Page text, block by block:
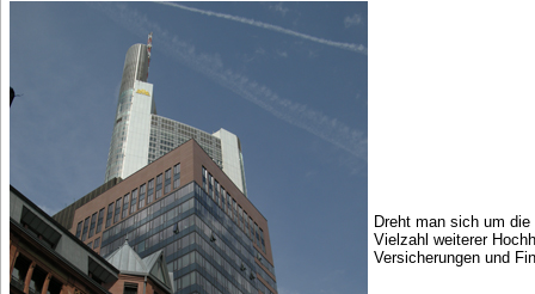
Dreht man sich um
Vielzahl weiterer
Versicherungen und